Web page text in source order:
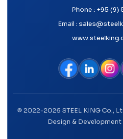
Phone : +95 (9)
Email :
© 2022-2026 STEEL KING Co.,
Design & Development